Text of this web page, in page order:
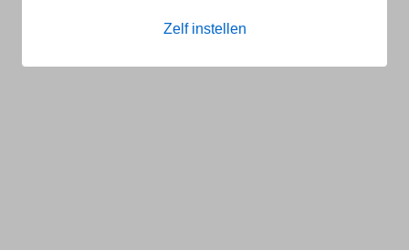
Zelf instellen